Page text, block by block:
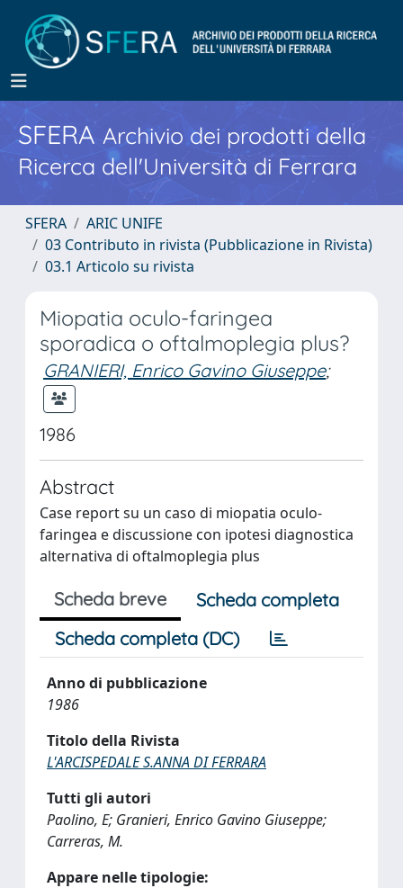
SFERA Archivio dei prodotti della
Ricerca dell'Università di Ferrara
SFERA
ARIC UNIFE
03 Contributo in rivista (Pubblicazione in Rivista)
03.1 Articolo su rivista
Miopatia oculo-faringea
sporadica o oftalmoplegia plus?
GRANIERI, Enrico Gavino Giuseppe;
1986
Abstract
Case report su un caso di miopatia oculo-
faringea e discussione con ipotesi diagnostica
alternativa di oftalmoplegia plus
Scheda breve
Scheda completa
Scheda completa (DC)
Anno di pubblicazione
1986
Titolo della Rivista
L'ARCISPEDALE S.ANNA DI FERRARA
Tutti gli autori
Paolino, E; Granieri, Enrico Gavino Giuseppe;
Carreras, M.
Appare nelle tipologie: